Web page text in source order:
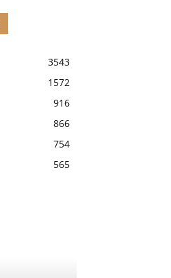
3543
1572
916
866
754
565